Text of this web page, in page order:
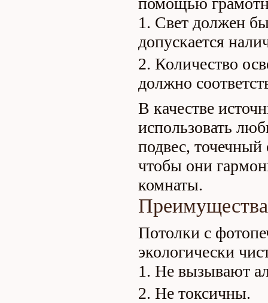
Свет должен
допускается
Количество
должно
В качестве
использовать
подвес, точечный
чтобы они
комнаты.
Потолки с
экологически
Не вызывают
Не токсичны.